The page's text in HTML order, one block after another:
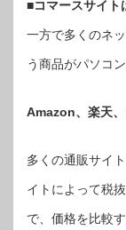
■コマースサイト
一方で多くのネ
う商品がパソコ
Amazon、楽天
多くの通販サイ
イトによって税
で、価格を比較